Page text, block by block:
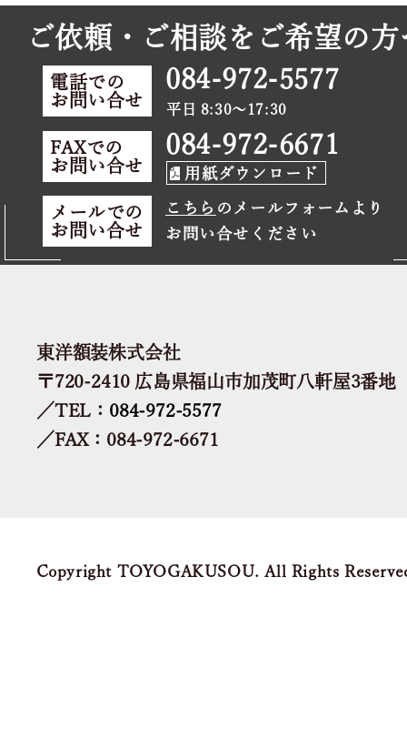
ご依頼・ご相談をご希望の方
電話での
お問い合せ
084-972-5577
平日 8:30～17:30
FAXでの
お問い合せ
084-972-6671
用紙ダウンロード
メールでの
お問い合せ
こちら のメールフォームより
お問い合せください
東洋額装株式会社
〒720-2410 広島県福山市加茂町八軒屋3番地
／TEL： 084-972-5577
／FAX：084-972-6671
Copyright TOYOGAKUSOU. All Rights